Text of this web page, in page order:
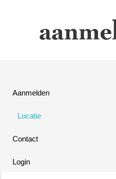
Aanmelden
Locatie
Contact
Login